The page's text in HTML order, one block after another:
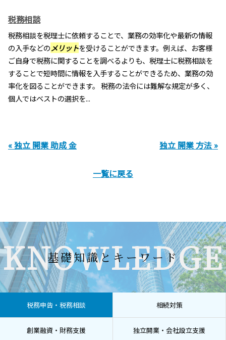
税務相談
税務相談を税理士に依頼することで、業務の効率化や最新の情報
の入手などのメリットを受けることができます。例えば、お客様
ご自身で税務に関することを調べるよりも、税理士に税務相談を
することで短時間に情報を入手することができるため、業務の効
率化を図ることができます。 税務の法令には難解な規定が多く、
個人ではベストの選択を...
« 独立 開業 助成 金 独立 開業 方法 »
一覧に戻る
KNOWLEDGE
基礎知識とキーワード
税務申告・税務相談 相続対策
創業融資・財務支援 独立開業・会社設立支援